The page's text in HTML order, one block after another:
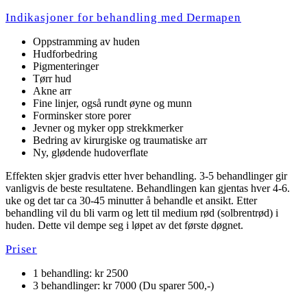
Indikasjoner for behandling med Dermapen
Oppstramming av huden
Hudforbedring
Pigmenteringer
Tørr hud
Akne arr
Fine linjer, også rundt øyne og munn
Forminsker store porer
Jevner og myker opp strekkmerker
Bedring av kirurgiske og traumatiske arr
Ny, glødende hudoverflate
Effekten skjer gradvis etter hver behandling. 3-5 behandlinger gir
vanligvis de beste resultatene. Behandlingen kan gjentas hver 4-6.
uke og det tar ca 30-45 minutter å behandle et ansikt. Etter
behandling vil du bli varm og lett til medium rød (solbrentrød) i
huden. Dette vil dempe seg i løpet av det første døgnet.
Priser
1 behandling: kr 2500
3 behandlinger: kr 7000 (Du sparer 500,-)